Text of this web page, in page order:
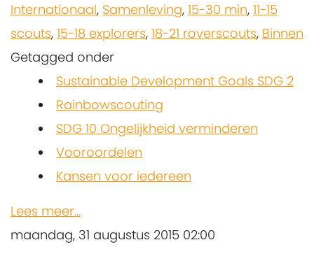
Internationaal, Samenleving, 15-30 min, 11-15
scouts, 15-18 explorers, 18-21 roverscouts, Binnen
Getagged onder
Sustainable Development Goals SDG 2
Rainbowscouting
SDG 10 Ongelijkheid verminderen
Vooroordelen
Kansen voor iedereen
Lees meer...
maandag, 31 augustus 2015 02:00